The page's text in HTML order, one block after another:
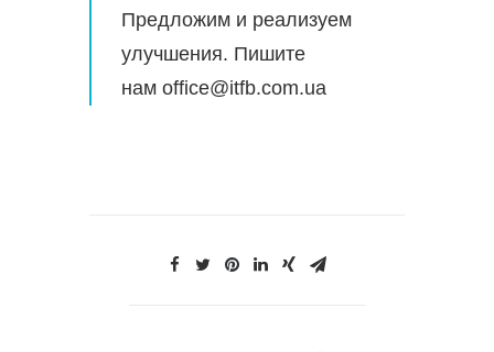
Предложим и реализуем
улучшения. Пишите
нам office@itfb.com.ua